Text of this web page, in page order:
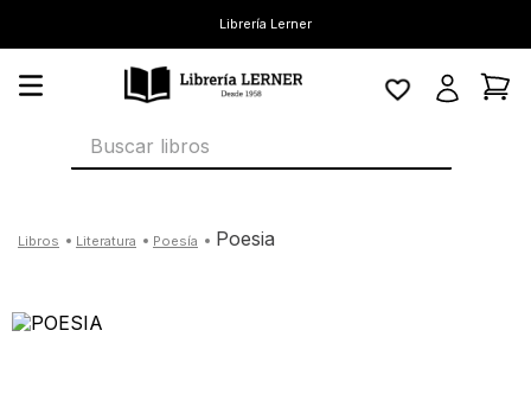
Librería Lerner
Buscar libros
literatura poesía poesia